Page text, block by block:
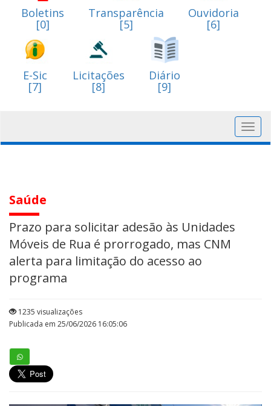
Boletins
[0]
Transparência
[5]
Ouvidoria
[6]
E-Sic
[7]
Licitações
[8]
Diário
[9]
Saúde
Prazo para solicitar adesão às Unidades
Móveis de Rua é prorrogado, mas CNM
alerta para limitação do acesso ao
programa
1235 visualizações
Publicada em 25/06/2026 16:05:06